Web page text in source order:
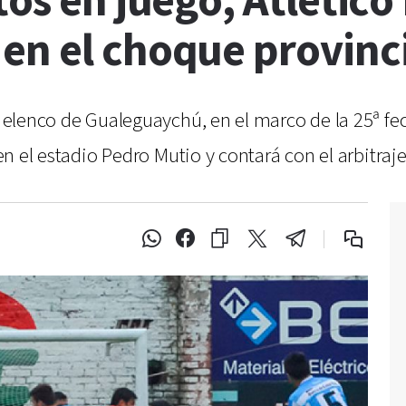
el choque
de Gualeguaychú, en el marco de la 25ª
el estadio Pedro Mutio y contará con el